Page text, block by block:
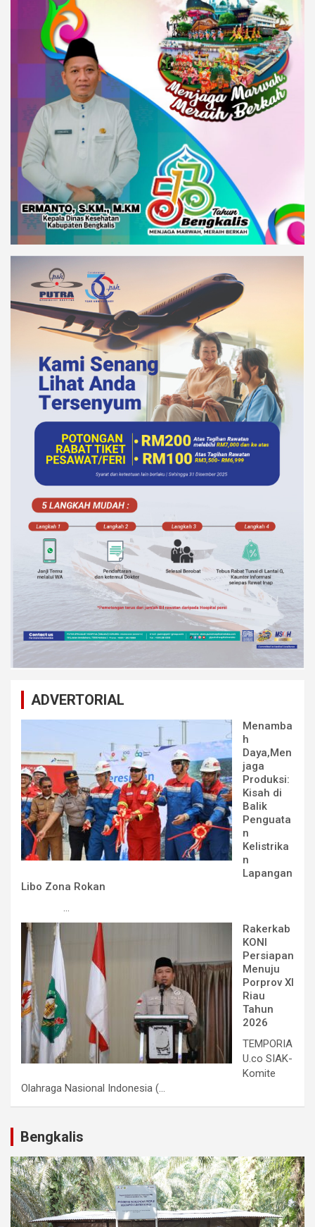
ADVERTORIAL
Menamba
h
Daya,Men
jaga
Produksi:
Kisah di
Balik
Penguata
n
Kelistrika
n
Lapangan
Libo Zona Rokan
...
Rakerkab
KONI
Persiapan
Menuju
Porprov XI
Riau
Tahun
2026
TEMPORIA
U.co SIAK-
Komite
Olahraga Nasional Indonesia (...
Bengkalis